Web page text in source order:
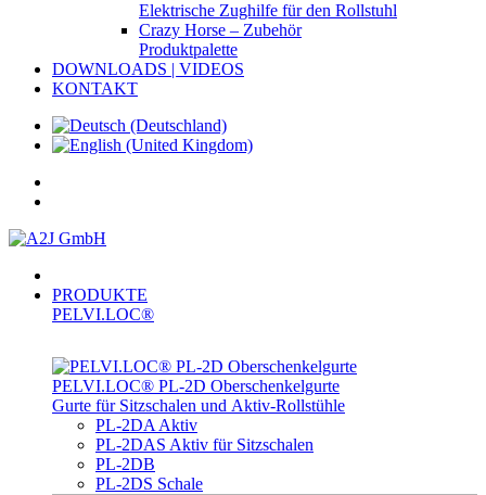
Elektrische Zughilfe für den Rollstuhl
Crazy Horse – Zubehör
Produktpalette
DOWNLOADS | VIDEOS
KONTAKT
PRODUKTE
PELVI.LOC®
PELVI.LOC® PL-­2D Oberschenkelgurte
Gurte für Sitzschalen und Aktiv-Rollstühle
PL-2DA Aktiv
PL-2DAS Aktiv für Sitzschalen
PL-2DB
PL-2DS Schale